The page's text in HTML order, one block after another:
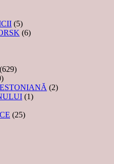
(5)
(6)
(629)
(2)
(1)
(25)